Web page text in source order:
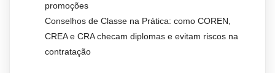
promoções
Conselhos de Classe na Prática: como COREN,
CREA e CRA checam diplomas e evitam riscos na
contratação